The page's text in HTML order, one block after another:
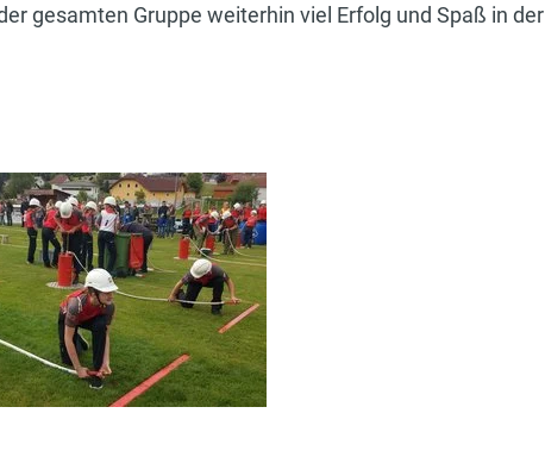
gesamten Gruppe weiterhin viel Erfolg und Spaß in der